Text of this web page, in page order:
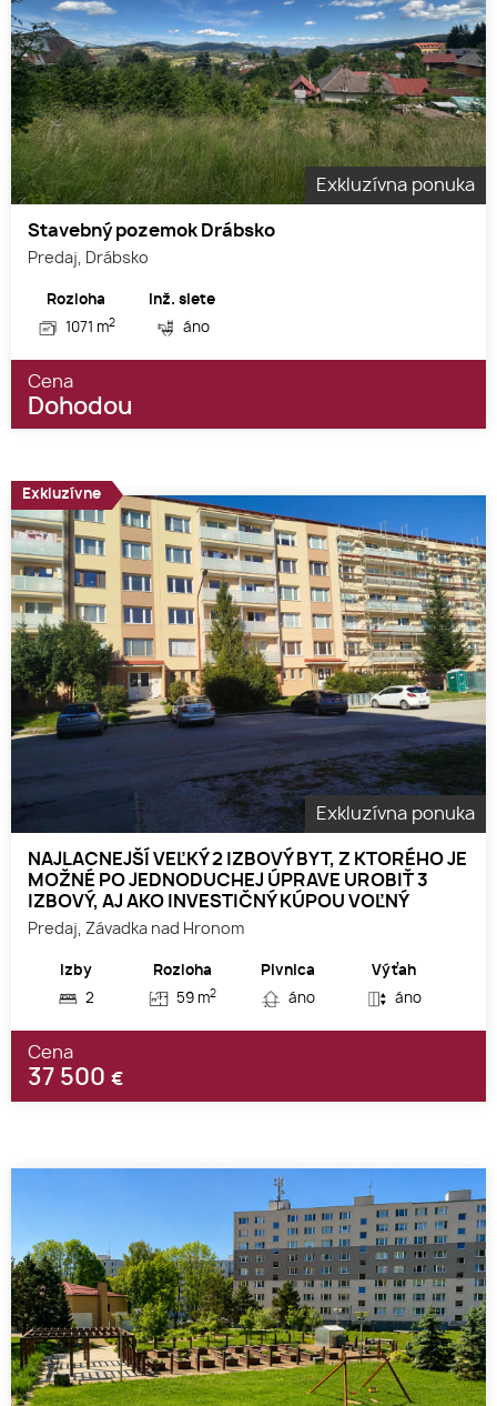
Exkluzívna ponuka
Stavebný pozemok Drábsko
Predaj, Drábsko
Rozloha
1071 m2
Inž. siete
áno
Cena
Dohodou
Exkluzívna ponuka
NAJLACNEJŠÍ VEĽKÝ 2 IZBOVÝ BYT, Z KTORÉHO JE
MOŽNÉ PO JEDNODUCHEJ ÚPRAVE UROBIŤ 3
IZBOVÝ, AJ AKO INVESTIČNÝ KÚPOU VOĽNÝ
Predaj, Závadka nad Hronom
Izby
2
Rozloha
59 m2
Pivnica
áno
Výťah
áno
Cena
37 500 €
Exkluzívne